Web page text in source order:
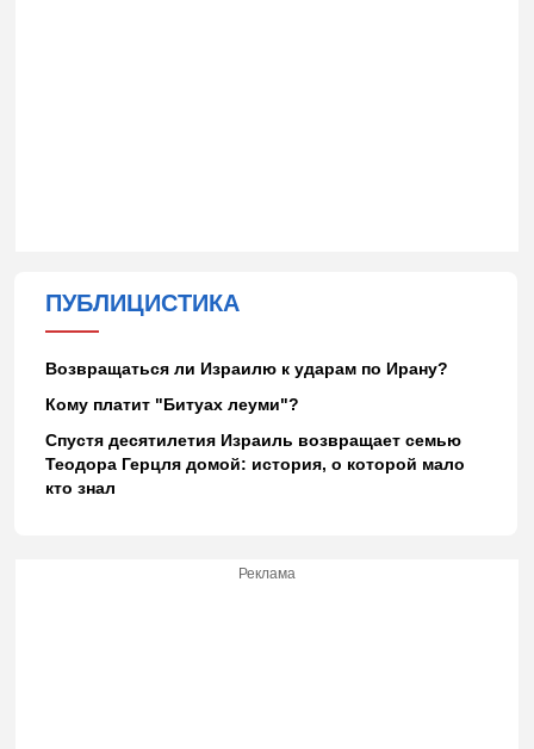
ПУБЛИЦИСТИКА
Возвращаться ли Израилю к ударам по Ирану?
Кому платит "Битуах леуми"?
Спустя десятилетия Израиль возвращает семью
Теодора Герцля домой: история, о которой мало
кто знал
Реклама